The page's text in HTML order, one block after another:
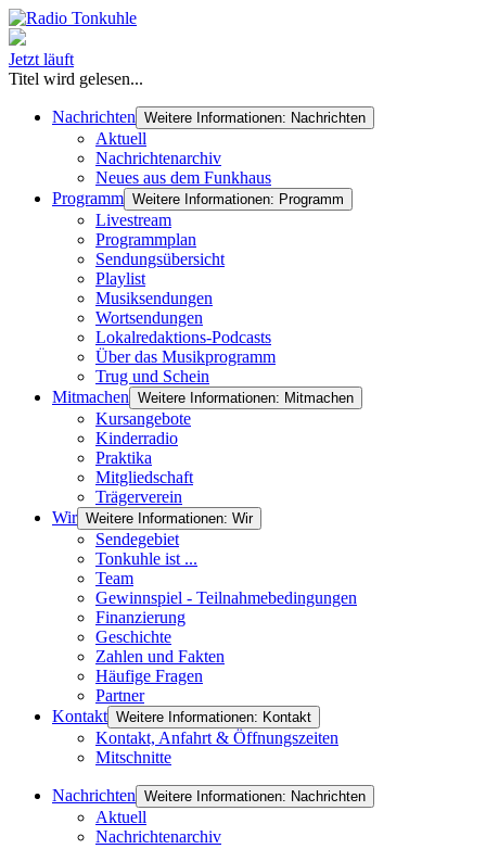
Jetzt läuft
Titel wird gelesen...
Nachrichten Weitere Informationen: Nachrichten
Aktuell
Nachrichtenarchiv
Neues aus dem Funkhaus
Programm Weitere Informationen: Programm
Livestream
Programmplan
Sendungsübersicht
Playlist
Musiksendungen
Wortsendungen
Lokalredaktions-Podcasts
Über das Musikprogramm
Trug und Schein
Mitmachen Weitere Informationen: Mitmachen
Kursangebote
Kinderradio
Praktika
Mitgliedschaft
Trägerverein
Wir Weitere Informationen: Wir
Sendegebiet
Tonkuhle ist ...
Team
Gewinnspiel - Teilnahmebedingungen
Finanzierung
Geschichte
Zahlen und Fakten
Häufige Fragen
Partner
Kontakt Weitere Informationen: Kontakt
Kontakt, Anfahrt & Öffnungszeiten
Mitschnitte
Nachrichten Weitere Informationen: Nachrichten
Aktuell
Nachrichtenarchiv